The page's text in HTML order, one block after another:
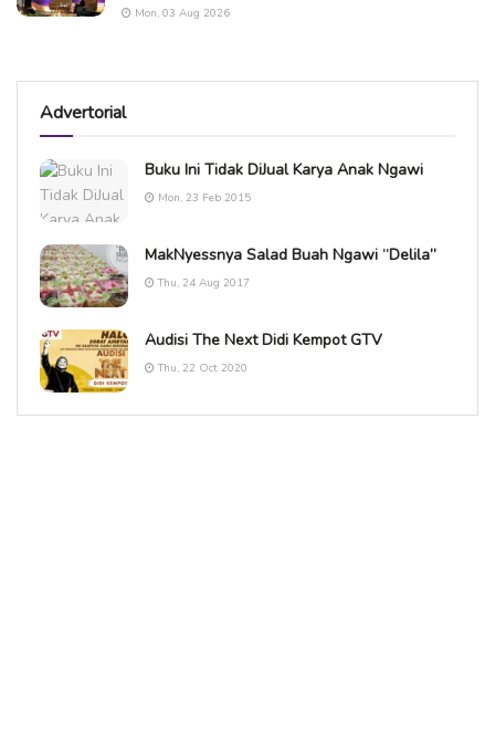
Mon, 03 Aug 2026
Advertorial
Buku Ini Tidak DiJual Karya Anak Ngawi
Mon, 23 Feb 2015
MakNyessnya Salad Buah Ngawi “Delila”
Thu, 24 Aug 2017
Audisi The Next Didi Kempot GTV
Thu, 22 Oct 2020